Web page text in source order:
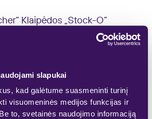
slapukai
kad galėtume suasmeninti turinį
visuomeninės medijos funkcijas ir
to, svetainės naudojimo informaciją
Klaipėdos „Stock-O“
išsinuomojo 750 kv. m ploto
kad besiplečianti bendrovė
rūbą – didėja kolektyvas,
stiprėja poreikis turėti po